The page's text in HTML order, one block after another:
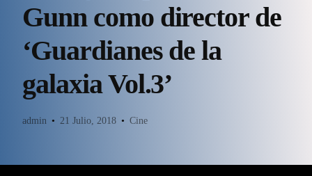
Gunn como director de
‘Guardianes de la
galaxia Vol.3’
admin 21 Julio, 2018 Cine